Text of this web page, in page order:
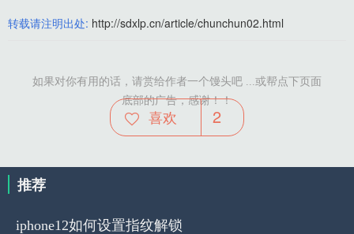
转载请注明出处: http://sdxlp.cn/article/chunchun02.html
如果对你有用的话，请赏给作者一个馒头吧 ...或帮点下页面
底部的广告，感谢！！
喜欢 2
推荐
iphone12如何设置指纹解锁